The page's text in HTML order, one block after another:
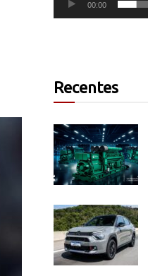
00:00
Recentes